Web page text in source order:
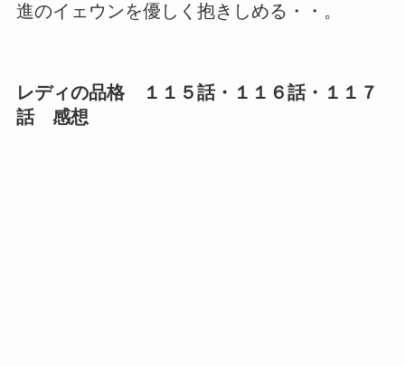
進のイェウンを優しく抱きしめる・・。
レディの品格 １１５話・１１６話・１１７
話 感想